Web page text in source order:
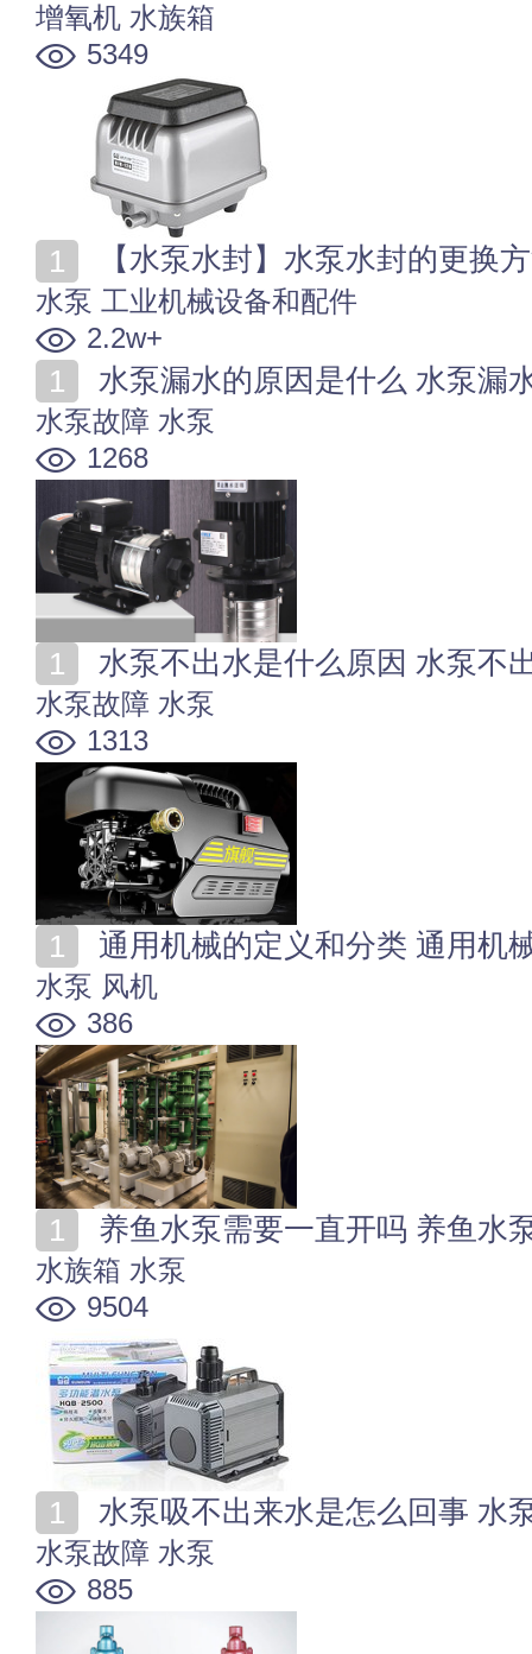
增氧机 水族箱
5349
【水泵水封】水泵水封的更换
水泵 工业机械设备和配件
2.2w+
水泵漏水的原因是什么 水泵漏
水泵故障 水泵
1268
水泵不出水是什么原因 水泵不
水泵故障 水泵
1313
通用机械的定义和分类 通用机
水泵 风机
386
养鱼水泵需要一直开吗 养鱼水
水族箱 水泵
9504
水泵吸不出来水是怎么回事 水
水泵故障 水泵
885